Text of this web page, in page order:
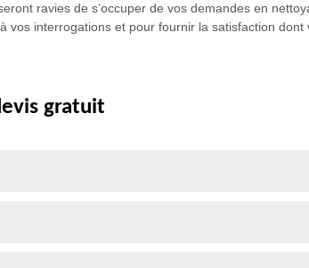
ravies de s’occuper de vos demandes en
vos interrogations et pour fournir la satisfaction dont
gratuit